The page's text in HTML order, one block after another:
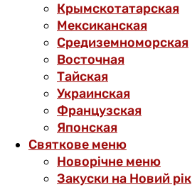
Крымскотатарская
Мексиканская
Средиземноморская
Восточная
Тайская
Украинская
Французская
Японская
Святкове меню
Новорічне меню
Закуски на Новий рік